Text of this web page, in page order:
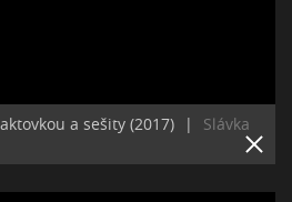
a sešity (2017) |
Slávka